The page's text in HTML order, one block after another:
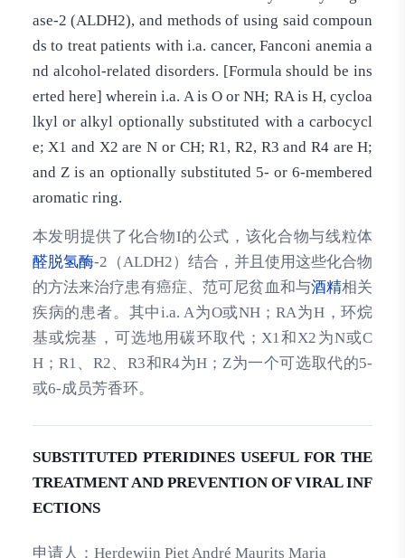
ase-2 (ALDH2), and methods of using said compoun
ds to treat patients with i.a. cancer, Fanconi anemia a
nd alcohol-related disorders. [Formula should be ins
erted here] wherein i.a. A is O or NH; RA is H, cycloa
lkyl or alkyl optionally substituted with a carbocycl
e; X1 and X2 are N or CH; R1, R2, R3 and R4 are H;
and Z is an optionally substituted 5- or 6-membered
aromatic ring.
本发明提供了化合物I的公式，该化合物与线粒体
醛脱氢酶-2（ALDH2）结合，并且使用这些化合物
的方法来治疗患有癌症、范可尼贫血和与酒精相关
疾病的患者。其中i.a. A为O或NH；RA为H，环烷
基或烷基，可选地用碳环取代；X1和X2为N或C
H；R1、R2、R3和R4为H；Z为一个可选取代的5-
或6-成员芳香环。
SUBSTITUTED PTERIDINES USEFUL FOR THE
TREATMENT AND PREVENTION OF VIRAL INF
ECTIONS
申请人： Herdewijn Piet André Maurits Maria